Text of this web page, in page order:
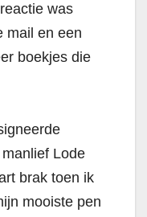
was
mail en een
boekjes die
Lode
brak toen ik
mooiste pen